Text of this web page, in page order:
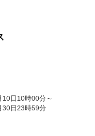
日10時00分～
30日23時59分